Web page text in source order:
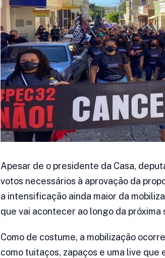
Apesar de o presidente da Casa,
votos necessários à aprovação da
a intensificação ainda maior da
que vai acontecer ao longo da
Como de costume, a mobilização
como tuitaços, zapaços e uma live